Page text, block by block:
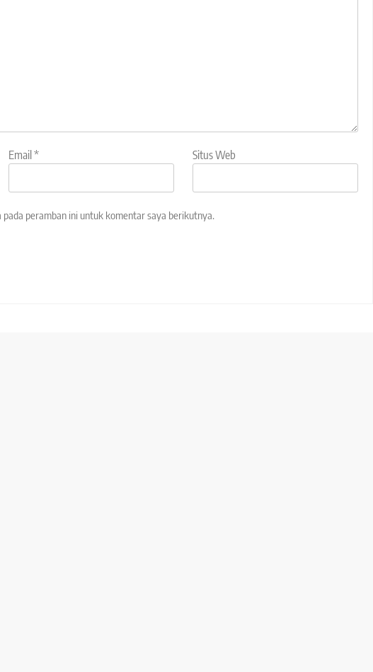
Email* Situs Web
peramban ini untuk komentar saya berikutnya.